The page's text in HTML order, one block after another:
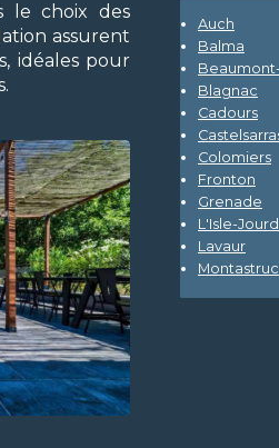
le choix des
assurent
idéales pour
Auch
Balma
Blagnac
Cadours
Colomiers
Fronton
Grenade
L'Isle-
Lavaur